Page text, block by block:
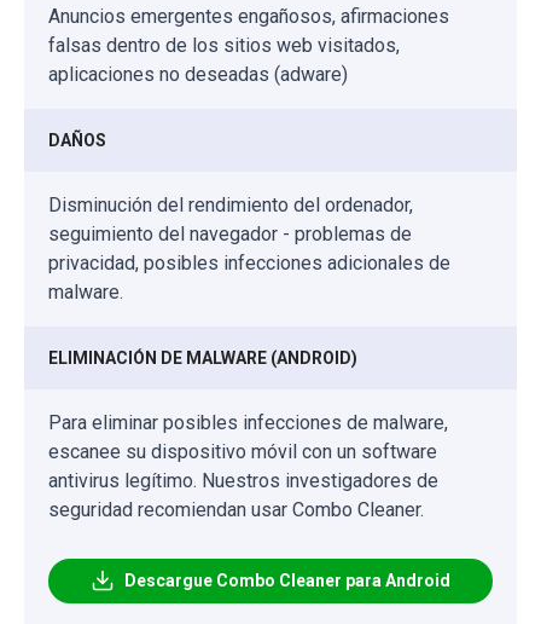
Anuncios emergentes engañosos, afirmaciones
falsas dentro de los sitios web visitados,
aplicaciones no deseadas (adware)
DAÑOS
Disminución del rendimiento del ordenador,
seguimiento del navegador - problemas de
privacidad, posibles infecciones adicionales de
malware.
ELIMINACIÓN DE MALWARE (ANDROID)
Para eliminar posibles infecciones de malware,
escanee su dispositivo móvil con un software
antivirus legítimo. Nuestros investigadores de
seguridad recomiendan usar Combo Cleaner.
Descargue Combo Cleaner para Android